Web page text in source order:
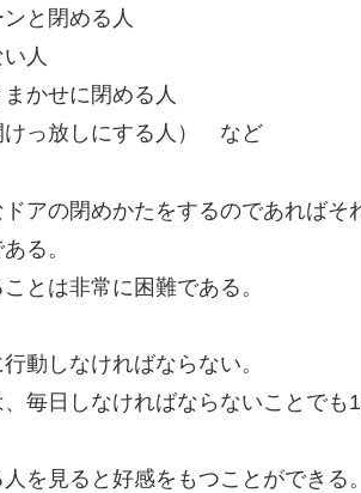
と閉める人
人
かせに閉める人
っ放しにする人） など
アの閉めかたをするのであればそ
る。
とは非常に困難である。
動しなければならない。
、毎日しなければならないことでも
を見ると好感をもつことができる。